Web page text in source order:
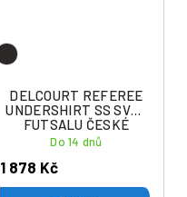
DELCOURT REFEREE
UNDERSHIRT SS SVAZ
FUTSALU ČESKÉ
REPUBLIKY
Do 14 dnů
1 878 Kč